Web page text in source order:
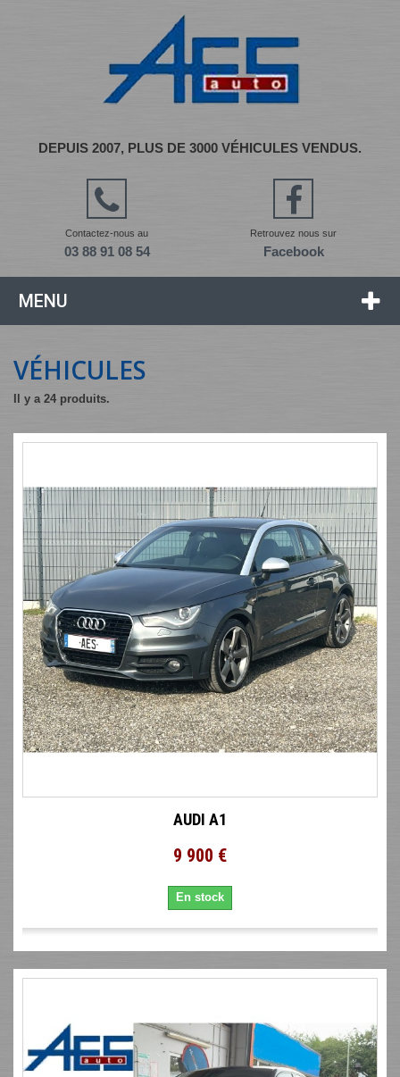
DEPUIS 2007, PLUS DE 3000 VÉHICULES VENDUS.
Retrouvez nous sur
Facebook
Contactez-nous au
03 88 91 08 54
MENU
VÉHICULES
Il y a 24 produits.
AUDI A1
9 900 €
En stock